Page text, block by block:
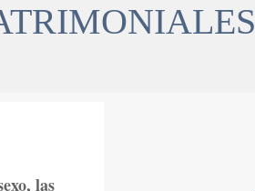
las